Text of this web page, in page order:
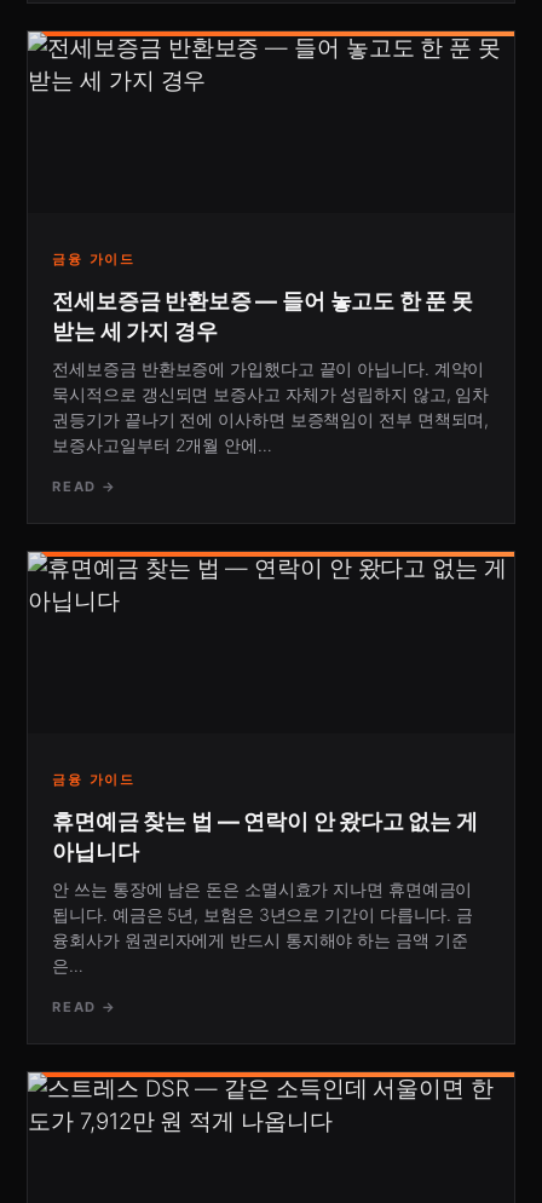
금융 가이드
전세보증금 반환보증 — 들어 놓고도 한 푼 못
받는 세 가지 경우
전세보증금 반환보증에 가입했다고 끝이 아닙니다. 계약이
묵시적으로 갱신되면 보증사고 자체가 성립하지 않고, 임차
권등기가 끝나기 전에 이사하면 보증책임이 전부 면책되며,
보증사고일부터 2개월 안에…
READ →
금융 가이드
휴면예금 찾는 법 — 연락이 안 왔다고 없는 게
아닙니다
안 쓰는 통장에 남은 돈은 소멸시효가 지나면 휴면예금이
됩니다. 예금은 5년, 보험은 3년으로 기간이 다릅니다. 금
융회사가 원권리자에게 반드시 통지해야 하는 금액 기준
은…
READ →